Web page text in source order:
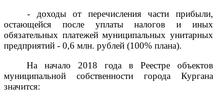
- доходы от перечисления части прибыли,
остающейся после уплаты налогов и иных
обязательных платежей муниципальных унитарных
предприятий - 0,6 млн. рублей (100% плана).
На начало 2018 года в Реестре объектов
муниципальной собственности города Кургана
значится: